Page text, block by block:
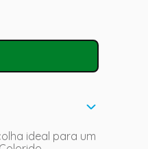
ideal para um